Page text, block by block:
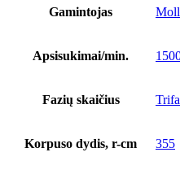
apsisukimai/min,
Gamintojas Moll
Apsisukimai/min.
Fazių skaičius
Korpuso dydis, r-cm 355